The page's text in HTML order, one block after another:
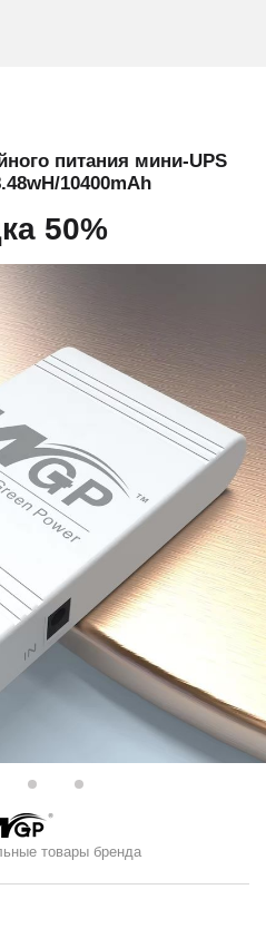
питания мини-UPS
10400mAh
50%
товары бренда